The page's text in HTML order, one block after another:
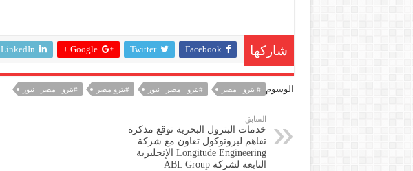
شاركها Facebook
Twitter
Google +
LinkedIn
الوسوم # بترو_ مصر #بترو _مصر_ نيوز #بترو مصر #بترو_ مصر _نيوز
السابق
خدمات البترول البحرية توقع مذكرة
تفاهم لبروتوكول تعاون مع شركة
Longitude Engineering الإنجليزية
التابعة لشركة ABL Group